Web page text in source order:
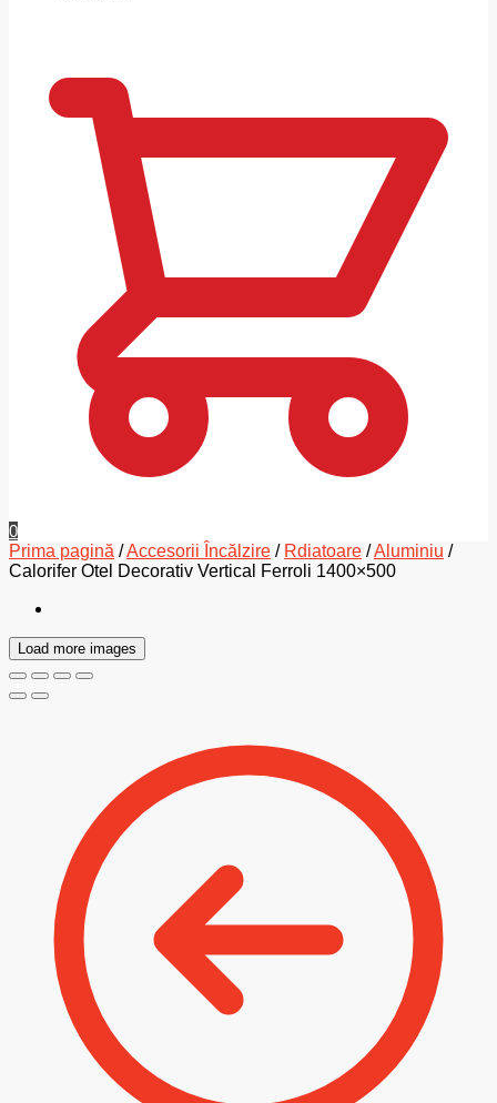
0
Prima pagină /Accesorii Încălzire / Rdiatoare /Aluminiu /
Calorifer Otel Decorativ Vertical Ferroli 1400×500
Load more images